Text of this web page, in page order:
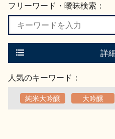
お楽しみコンテンツ
歳時記
フリーワード・曖昧検索：
詳
人気のキーワード：
純米大吟醸 大吟醸